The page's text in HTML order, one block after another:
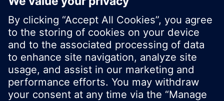
© Siemens Schweiz AG 2017